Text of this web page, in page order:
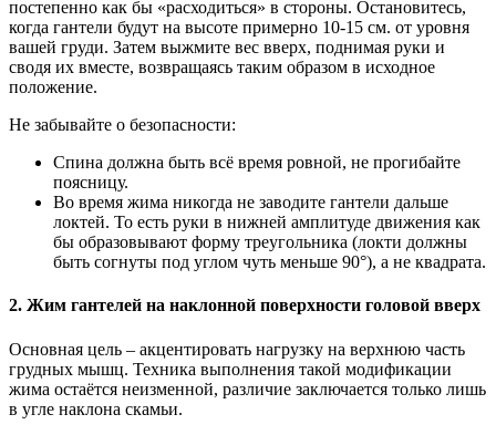
постепенно как бы «расходиться» в стороны. Остановитесь,
когда гантели будут на высоте примерно 10-15 см. от уровня
вашей груди. Затем выжмите вес вверх, поднимая руки и
сводя их вместе, возвращаясь таким образом в исходное
положение.
Не забывайте о безопасности:
Спина должна быть всё время ровной, не прогибайте
поясницу.
Во время жима никогда не заводите гантели дальше
локтей. То есть руки в нижней амплитуде движения как
бы образовывают форму треугольника (локти должны
быть согнуты под углом чуть меньше 90°), а не квадрата.
2. Жим гантелей на наклонной поверхности головой вверх
Основная цель – акцентировать нагрузку на верхнюю часть
грудных мышц. Техника выполнения такой модификации
жима остаётся неизменной, различие заключается только лишь
в угле наклона скамьи.